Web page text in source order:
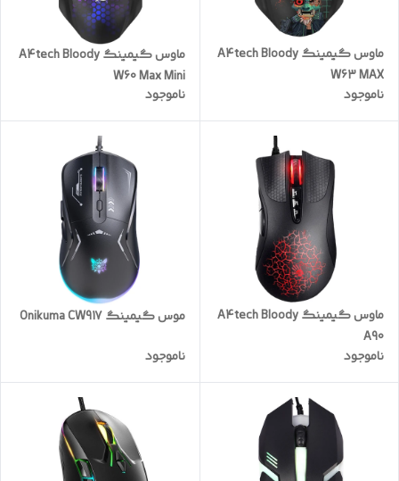
ماوس گیمینگ A4tech Bloody
W63 MAX
ناموجود
ماوس گیمینگ A4tech Bloody
W60 Max Mini
ناموجود
ماوس گیمینگ A4tech Bloody
A90
ناموجود
موس گیمینگ Onikuma CW917
ناموجود